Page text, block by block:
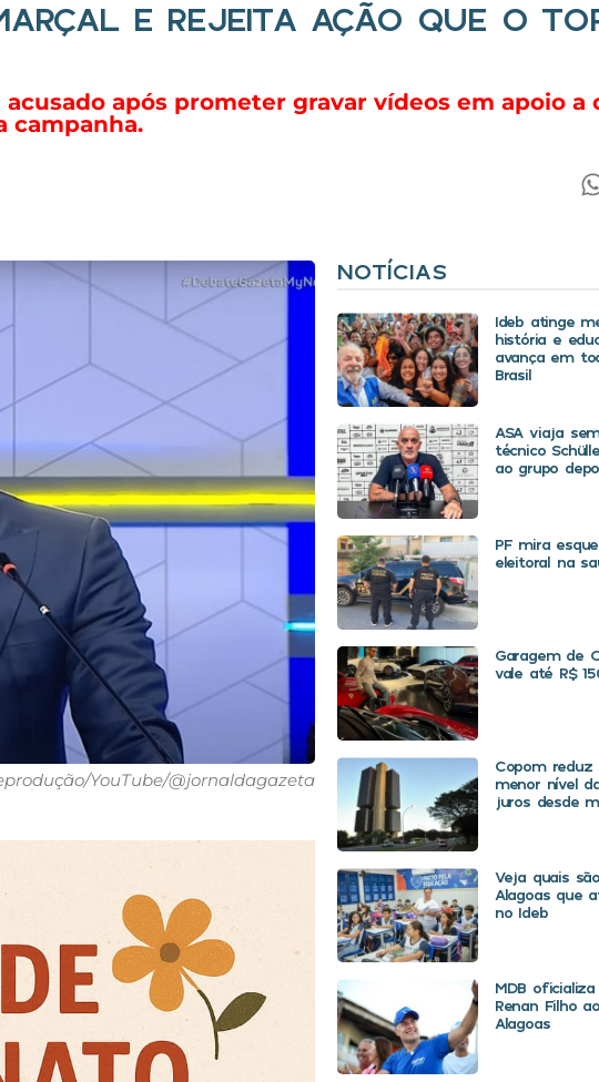
E REJEITA AÇÃO QUE O
após prometer gravar vídeos em apoio a
campanha.
YouTube/@jornaldagazeta
NOTÍCIAS
Ideb atinge
história e
avança em
Brasil
ASA viaja
técnico
ao grupo
PF mira
eleitoral na
Garagem de
vale até R$
Copom reduz
menor nível
juros desde
Veja quais
Alagoas que
no Ideb
MDB
Renan Filho
Alagoas